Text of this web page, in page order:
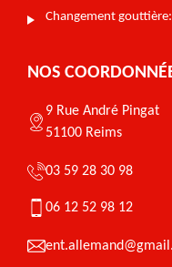
Changement
NOS
9 Rue André Pingat
51100 Reims
03 59 28 30 98
06 12 52 98 12